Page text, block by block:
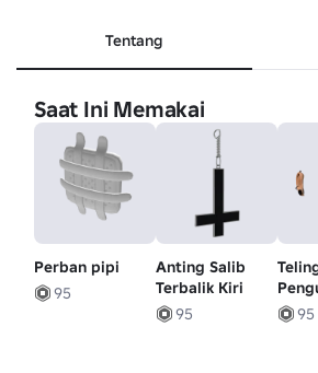
Tentang
Saat Ini Memakai
Perban pipi
95
Anting Salib
Terbalik Kiri
95
Hitam
95